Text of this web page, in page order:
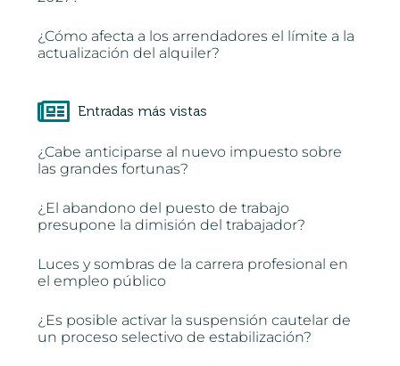
¿Cómo afecta a los arrendadores el límite a la
actualización del alquiler?
Entradas más vistas
¿Cabe anticiparse al nuevo impuesto sobre
las grandes fortunas?
¿El abandono del puesto de trabajo
presupone la dimisión del trabajador?
Luces y sombras de la carrera profesional en
el empleo público
¿Es posible activar la suspensión cautelar de
un proceso selectivo de estabilización?